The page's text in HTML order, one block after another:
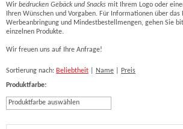
Wir bedrucken Gebäck und Snacks mit Ihrem Logo oder
Ihren Wünschen und Vorgaben. Für Informationen über das
Werbeanbringung und Mindestbestellmengen, gehen Sie
einzelnen Produkte.
Wir freuen uns auf Ihre Anfrage!
Sortierung nach: Beliebtheit Name
Preis
Produktfarbe:
Produktfarbe auswählen